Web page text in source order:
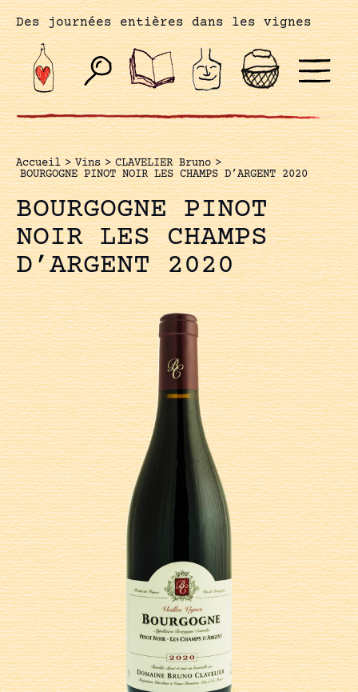
Des journées entières dans les vignes
Accueil > Vins > CLAVELIER Bruno >
BOURGOGNE PINOT NOIR LES CHAMPS D’ARGENT 2020
BOURGOGNE PINOT
NOIR LES CHAMPS
D’ARGENT 2020